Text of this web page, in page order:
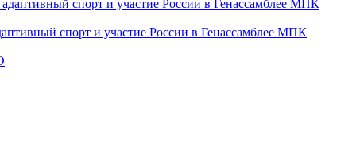
спорт и участие России в Генассамблее МПК